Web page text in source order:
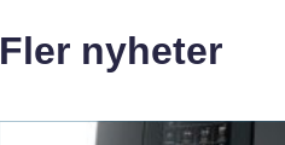
Fler nyheter